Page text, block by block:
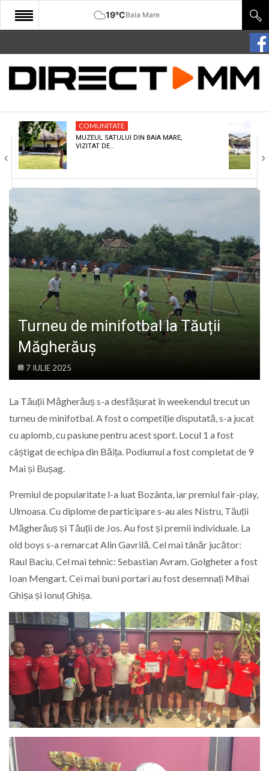
19°CBaia Mare
START
COMUNITATE
CULTURA
ECONOMIE
SANATATE
SPECIAL
POLITIC
LIFE
COMUNITATE
MUZEUL SATULUI DIN BAIA MARE,
VIZITAT DE…
Turneu de minifotbal la Tăuții
Măgherăuș
7 IULIE 2025
La Tăuții Măgherăuș s-a desfășurat în weekendul trecut un
turneu de minifotbal. A fost o competiție disputată, s-a jucat
cu aplomb, cu pasiune pentru acest sport. Locul 1 a fost
câștigat de echipa din Băița. Podiumul a fost completat de 9
Mai și Bușag.
Premiul de popularitate l-a luat Bozânta, iar premiul fair-play,
Ulmoasa. Cu diplome de participare s-au ales Nistru, Tăuții
Măgherăuș și Tăuții de Jos. Au fost și premii individuale. La
old boys s-a remarcat Alin Gavrilă. Cel mai tânăr jucător:
Raul Baciu. Cel mai tehnic: Sebastian Avram. Golgheter a fost
Ioan Mengart. Cei mai buni portari au fost desemnați Mihai
Ghișa și Ionuț Ghișa.